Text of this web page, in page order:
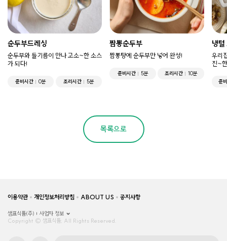
순두부드레싱
순두부와 들기름이 만나 고소~한 소스
가 되다!
준비시간 0분 조리시간 5분
짬뽕순두부
짬뽕탕에 순두부만 넣어 완성!
준비시간 5분 조리시간 10분
냉털
우리
진~
준
목록으로
이용약관 개인정보처리방침 ABOUT US 공지사항
샘표식품(주)
사업자 정보
Copyright © 샘표식품, All Rights Reserved.